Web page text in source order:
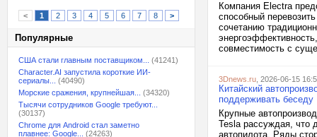
< 1 2 3 4 5 6 7 8 >
Популярные
США стали главным поставщиком...
(41241)
Character.AI запустила короткие ИИ-
сериалы...
(40490)
Морские сражения, крупнейшая...
(34320)
Тысячи сотрудников Google требуют...
(30137)
Chrome для Android стал заметно
плавнее: Google...
(24263)
Компания Electra
способный
сочетанию
совместимость с
3Dnews.ru , 2026-06-15
Китайский
поддерживать беседу
Крупные
Tesla рассуждая, что
автопилота. Ряды